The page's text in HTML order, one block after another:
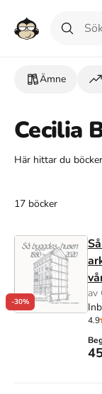
Ämne
Cecilia
Här hittar du
17 böcker
-30%
av
4.9